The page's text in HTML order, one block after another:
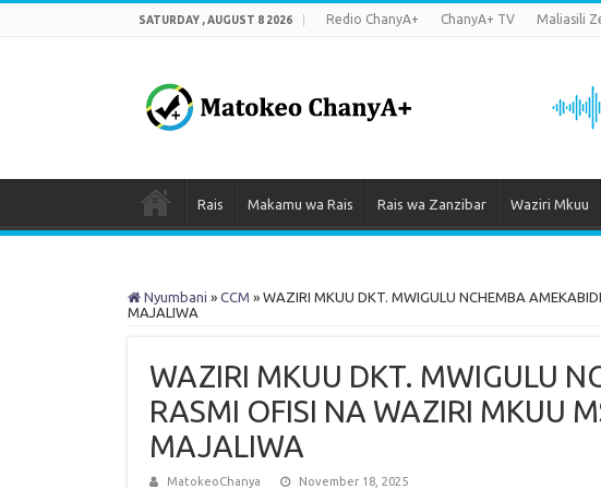
SATURDAY , AUGUST 8 2026 Redio ChanyA+ ChanyA+ TV Maliasili
Rais Makamu wa Rais Rais wa Zanzibar Waziri Mkuu
Nyumbani » CCM » WAZIRI MKUU DKT. MWIGULU NCHEMBA
MAJALIWA
WAZIRI MKUU DKT. MWIGULU
RASMI OFISI NA WAZIRI MKUU
MAJALIWA
MatokeoChanya
November 18, 2025